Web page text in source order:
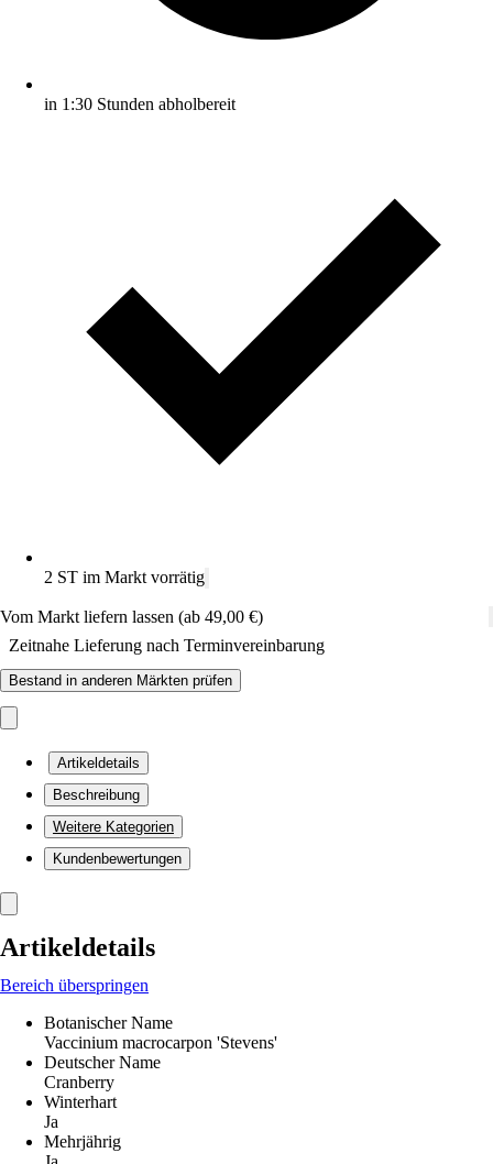
in 1:30 Stunden abholbereit
2 ST im Markt vorrätig
Vom Markt liefern lassen (ab 49,00 €)
Zeitnahe Lieferung nach Terminvereinbarung
Bestand in anderen Märkten prüfen
Artikeldetails
Beschreibung
Weitere Kategorien
Kundenbewertungen
Artikeldetails
Bereich überspringen
Botanischer Name
Vaccinium macrocarpon 'Stevens'
Deutscher Name
Cranberry
Winterhart
Ja
Mehrjährig